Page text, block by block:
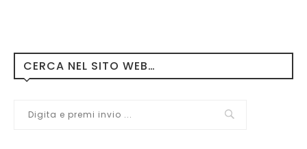
CERCA NEL SITO WEB…